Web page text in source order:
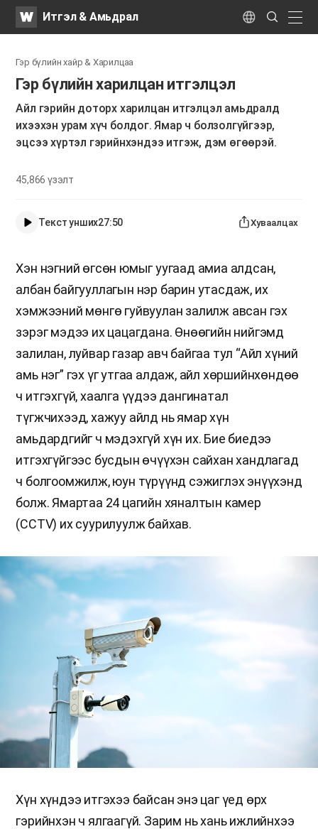
WATVИтгэл & Амьдрал Language
Search
Submit
Гэр бүлийн хайр & Харилцаа
​Гэр бүлийн харилцан итгэлцэл
Айл гэрийн доторх харилцан итгэлцэл амьдралд
ихээхэн урам хүч болдог. Ямар ч болзолгүйгээр,
эцсээ хүртэл гэрийнхэндээ итгэж, дэм өгөөрэй.
45,866үзэлт
Текст унших27:50 Хуваалцах
Хэн нэгний өгсөн юмыг уугаад амиа алдсан,
албан байгууллагын нэр барин утасдаж, их
хэмжээний мөнгө гуйвуулан залилж авсан гэх
зэрэг мэдээ их цацагдана. Өнөөгийн нийгэмд
залилан, луйвар газар авч байгаа тул “Айл хүний
амь нэг” гэх үг утгаа алдаж, айл хөршийнхөндөө
ч итгэхгүй, хаалга үүдээ дангинатал
түгжчихээд, хажуу айлд нь ямар хүн
амьдардгийг ч мэдэхгүй хүн их. Бие биедээ
итгэхгүйгээс бусдын өчүүхэн сайхан хандлагад
ч болгоомжилж, юун түрүүнд сэжиглэх энүүхэнд
болж. Ямартаа 24 цагийн хяналтын камер
(CCTV) их суурилуулж байхав.
Хүн хүндээ итгэхээ байсан энэ цаг үед өрх
гэрийнхэн ч ялгаагүй. Зарим нь хань ижлийнхээ